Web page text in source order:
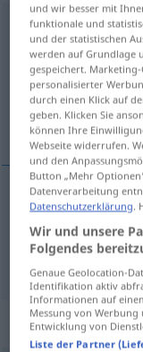
vorsprechen <
Übersicht aller
(Für mehr Details die
obratiti se,
obratitise
izgovoriti
und wir besser mit
funktionale und
und der statistischen
werden auf Grundlage
gespeichert.
personalisierter
durch einen Klick auf
geben. Klicken Sie
können Ihre
Webseite widerrufen.
und den
Button „Mehr
Datenverarbeitung
Datenschutzerklärung.
Wir und unsere
Folgendes
Genaue Geolocation-
Identifikation aktiv
Informationen auf
Messung von
Entwicklung von
Liste der Partner